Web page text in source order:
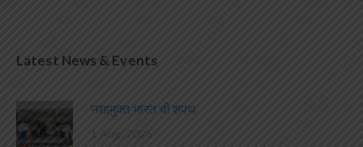
Latest News & Events
नशामुक्त भारत ची शपथ
1 Aug, 2026